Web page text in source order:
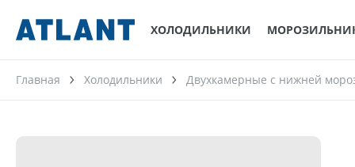
ХОЛОДИЛЬНИКИ
Главная Холодильники Двухкамерные с нижней